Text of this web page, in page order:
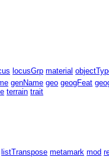
locusGrp material
genName geo geogFeat
terrain trait
listTranspose metamark mod